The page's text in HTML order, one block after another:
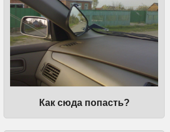
Как сюда попасть?